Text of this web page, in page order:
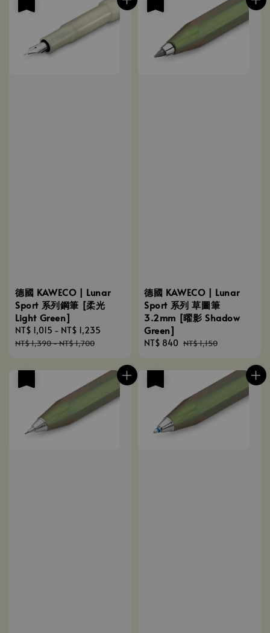
德國 KAWECO | Lunar
Sport 系列鋼筆 [柔光
Light Green]
Sale
price
NT$ 1,015 - NT$ 1,235
NT$ 1,390-NT$ 1,700
德國 KAWECO | Lunar
Sport 系列 草圖筆
3.2mm [曜影 Shadow
Green]
Sale
NT$ 840 Regular
NT$ 1,150